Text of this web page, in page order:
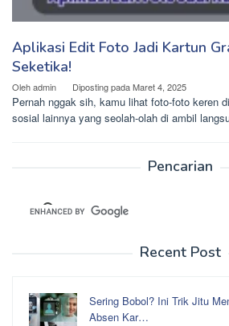
Aplikasi Edit Foto Jadi Kartun
Seketika!
Olehadmin Diposting padaMaret 4, 2025
Pernah nggak sih, kamu lihat foto-foto keren
sosial lainnya yang seolah-olah di ambil
Pencarian
Recent Post
Sering Bobol? Ini Trik Jitu
Absen Kar…